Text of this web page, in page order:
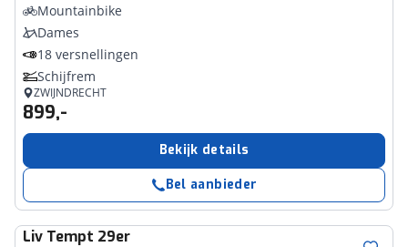
Mountainbike
Dames
18 versnellingen
Schijfrem
ZWIJNDRECHT
899,-
Bekijk details
Bel aanbieder
Liv Tempt 29er